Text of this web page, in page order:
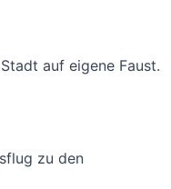
auf eigene Faust.
zu den